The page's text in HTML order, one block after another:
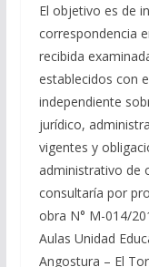
El objetivo es de
correspondencia
recibida
establecidos con
independiente
jurídico,
vigentes y
administrativo de
consultaría por
obra N° M-014/
Aulas Unidad
Angostura – El